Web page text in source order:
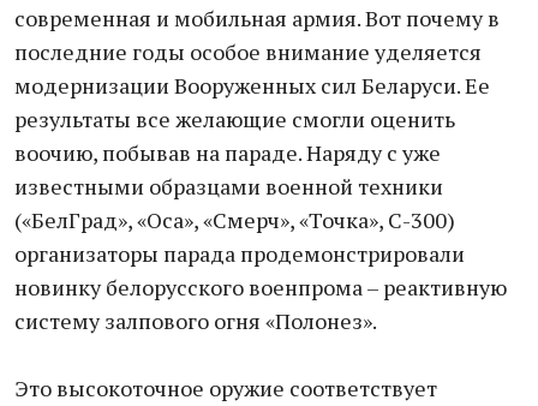
современная и мобильная армия. Вот почему в
последние годы особое внимание уделяется
модернизации Вооруженных сил Беларуси. Ее
результаты все желающие смогли оценить
воочию, побывав на параде. Наряду с уже
известными образцами военной техники
(«БелГрад», «Оса», «Смерч», «Точка», С-300)
организаторы парада продемонстрировали
новинку белорусского военпрома – реактивную
систему залпового огня «Полонез».
Это высокоточное оружие соответствует